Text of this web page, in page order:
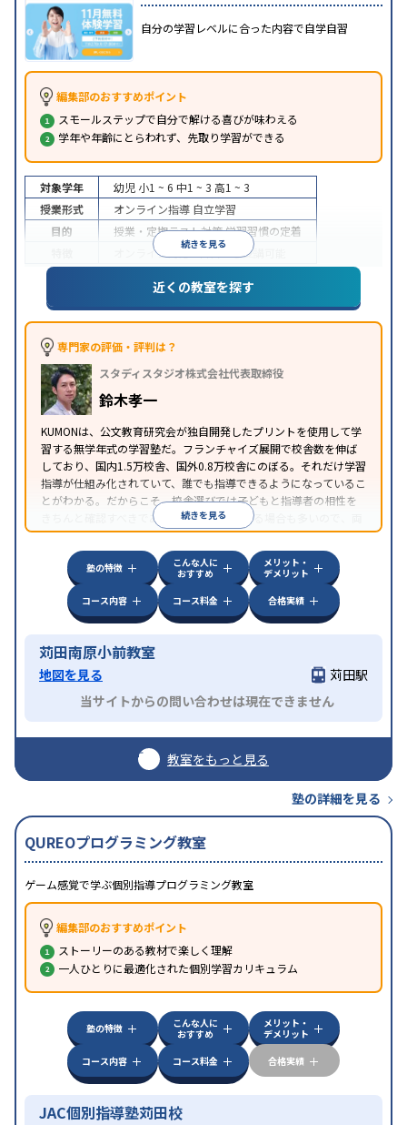
自分の学習レベルに合った内容で自学自習
編集部のおすすめポイント
スモールステップで自分で解ける喜びが味わえる
学年や年齢にとらわれず、先取り学習ができる
続きを見る
対象学年 幼児 小1 ~ 6 中1 ~ 3 高1 ~ 3
授業形式
オンライン指導 自立学習
目的
授業・定期テスト対策学習習慣の定着
オンライン対応1科目から受講可能
近くの教室を探す
専門家の評価・評判は？
スタディスタジオ株式会社代表取締役
鈴木孝一
KUMONは、公文教育研究会が独自開発したプリントを使用して学
習する無学年式の学習塾だ。フランチャイズ展開で校舎数を伸ば
しており、国内1.5万校舎、国外0.8万校舎にのぼる。それだけ学習
指導が仕組み化されていて、誰でも指導できるようになっているこ
とがわかる。だからこそ、校舎選びでは子どもと指導者の相性を
きちんと確認すべきである。近所に2校舎ある場合も多いので、両
方見学してみることをオススメする。
続きを見る
塾の特徴
こんな人に
おすすめ
メリット・
デメリット
コース内容
コース料金 合格実績
苅田南原小前教室
地図を見る
苅田駅
当サイトからの問い合わせは現在できません
教室をもっと見る
塾の詳細を見る
QUREOプログラミング教室
ゲーム感覚で学ぶ個別指導プログラミング教室
編集部のおすすめポイント
ストーリーのある教材で楽しく理解
一人ひとりに最適化された個別学習カリキュラム
塾の特徴
こんな人に
おすすめ
メリット・
デメリット
コース内容
コース料金 合格実績
JAC個別指導塾苅田校